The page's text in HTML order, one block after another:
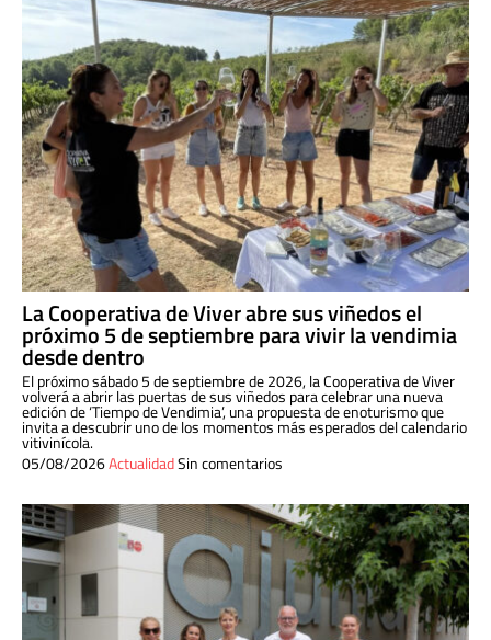
La Cooperativa de Viver abre sus viñedos el
próximo 5 de septiembre para vivir la vendimia
desde dentro
El próximo sábado 5 de septiembre de 2026, la Cooperativa de Viver
volverá a abrir las puertas de sus viñedos para celebrar una nueva
edición de ‘Tiempo de Vendimia’, una propuesta de enoturismo que
invita a descubrir uno de los momentos más esperados del calendario
vitivinícola.
05/08/2026ActualidadSin comentarios